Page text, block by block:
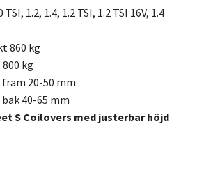
1.2, 1.4, 1.2 TSI, 1.2 TSI 16V, 1.4
860 kg
kg
20-50 mm
40-65 mm
S Coilovers med justerbar höjd